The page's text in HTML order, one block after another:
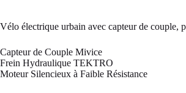
Vélo électrique urbain avec capteur de couple,
Capteur de Couple Mivice
Frein Hydraulique TEKTRO
Moteur Silencieux à Faible Résistance